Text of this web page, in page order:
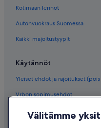
Kotimaan lennot
Autonvuokraus Suomessa
Kaikki majoitustyypit
Käytännöt
Yleiset ehdot ja rajoitukset
Vrbon sopimusehdot
Välitämme